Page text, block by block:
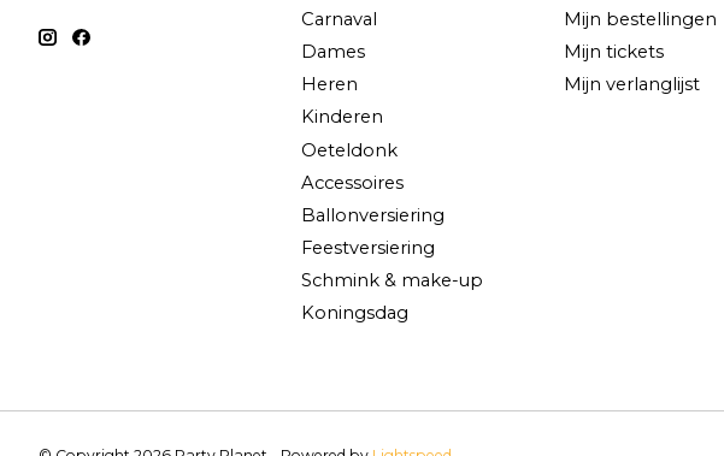
Carnaval
Dames
Heren
Kinderen
Oeteldonk
Accessoires
Ballonversiering
Feestversiering
Schmink & make-up
Koningsdag
Mijn bestellingen
Mijn tickets
Mijn verlanglijst